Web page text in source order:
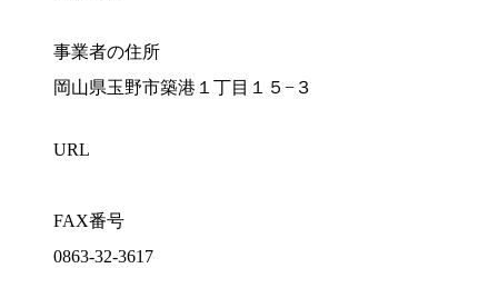
事業者の住所
岡山県玉野市築港１丁目１５−３
URL
FAX番号
0863-32-3617